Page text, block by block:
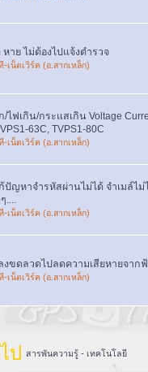
หาย ไม่ต้องไปแจ้งตำรวจ
-เน็ตเวิร์ค (อ.สากเหล็ก)
ไฟเกิน/กระแสเกิน Voltage
63C, TVPS1-80C
-เน็ตเวิร์ค (อ.สากเหล็ก)
ปัญหาจำรหัสผ่านไม่ได้ จำเมล์ไ
-เน็ตเวิร์ค (อ.สากเหล็ก)
งขดลวดไปลดความเสียหายจาก
-เน็ตเวิร์ค (อ.สากเหล็ก)
ป สารพันความรู้ - เทคโนโลยี